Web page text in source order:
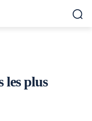
les plus